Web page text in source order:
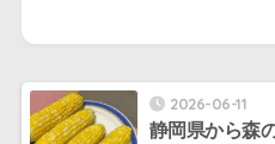
2026-06-11
静岡県から森